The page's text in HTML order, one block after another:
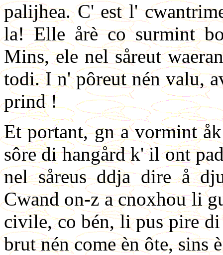
palijhea. C' est l'
la! Elle årè co surmint
Mins, ele nel såreut
todi. I n' pôreut nén valu,
prind !
Et portant, gn a vormint
sôre di hangård k' il ont
nel såreus ddja dire å
Cwand on-z a cnoxhou li
civile, co bén, li pus pire
brut nén come èn ôte, sins